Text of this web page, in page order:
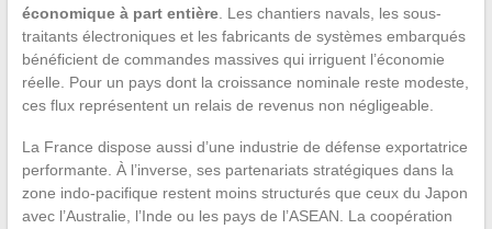
économique à part entière. Les chantiers navals, les sous-
traitants électroniques et les fabricants de systèmes embarqués
bénéficient de commandes massives qui irriguent l’économie
réelle. Pour un pays dont la croissance nominale reste modeste,
ces flux représentent un relais de revenus non négligeable.
La France dispose aussi d’une industrie de défense exportatrice
performante. À l’inverse, ses partenariats stratégiques dans la
zone indo-pacifique restent moins structurés que ceux du Japon
avec l’Australie, l’Inde ou les pays de l’ASEAN. La coopération